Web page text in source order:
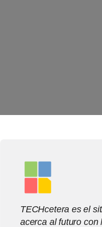
TECHcetera es el
acerca al futuro